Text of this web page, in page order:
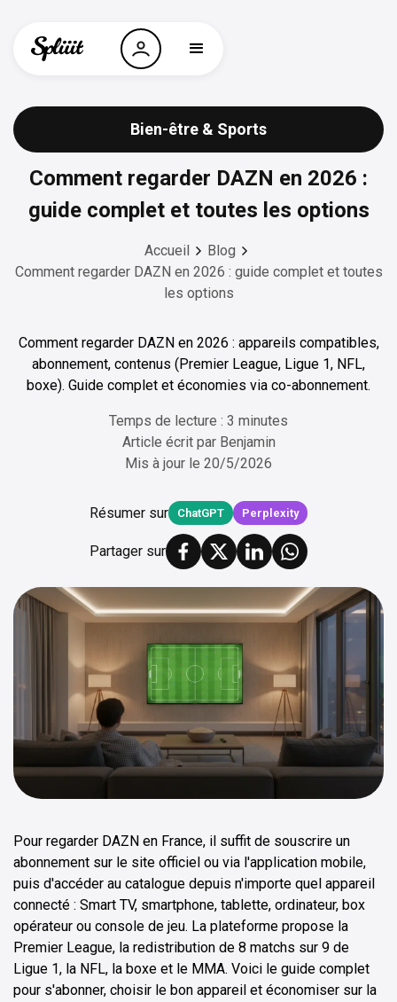
Bien-être & Sports
Comment regarder DAZN en 2026 :
guide complet et toutes les options
Accueil
Blog
Comment regarder DAZN en 2026 : guide complet et toutes
les options
Comment regarder DAZN en 2026 : appareils compatibles,
abonnement, contenus (Premier League, Ligue 1, NFL,
boxe). Guide complet et économies via co-abonnement.
Temps de lecture : 3 minutes
Article écrit par Benjamin
Mis à jour le 20/5/2026
Résumer sur ChatGPT Perplexity
Partager sur
Pour regarder DAZN en France, il suffit de souscrire un
abonnement sur le site officiel ou via l'application mobile,
puis d'accéder au catalogue depuis n'importe quel appareil
connecté : Smart TV, smartphone, tablette, ordinateur, box
opérateur ou console de jeu. La plateforme propose la
Premier League, la redistribution de 8 matchs sur 9 de
Ligue 1, la NFL, la boxe et le MMA. Voici le guide complet
pour s'abonner, choisir le bon appareil et économiser sur la